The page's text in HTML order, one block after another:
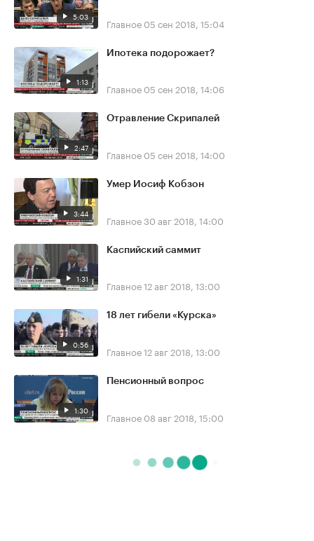
5:03 Главное 05 сен 2018, 15:04
1:13
Ипотека подорожает?
Главное 05 сен 2018, 14:06
2:47
Отравление Скрипалей
Главное 05 сен 2018, 14:00
3:44
Умер Иосиф Кобзон
Главное30 авг 2018, 14:00
1:31
Каспийский саммит
Главное12 авг 2018, 13:00
0:56
18 лет гибели «Курска»
Главное12 авг 2018, 13:00
1:30
Пенсионный вопрос
Главное 08 авг 2018, 15:00